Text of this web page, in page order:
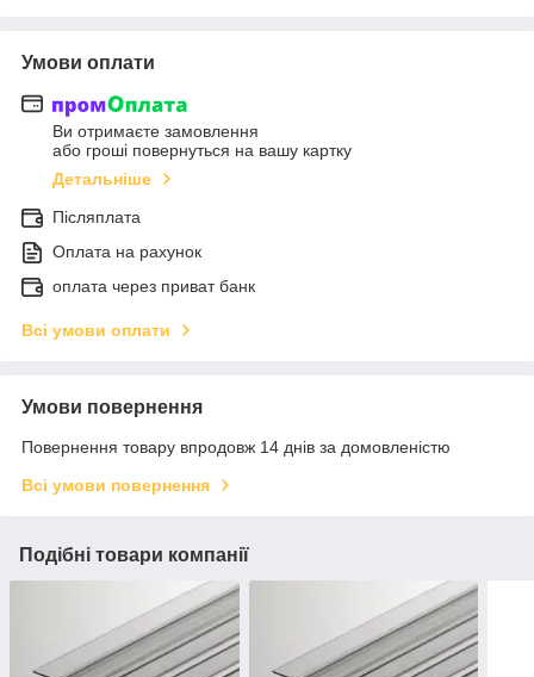
Умови оплати
Ви отримаєте замовлення
або гроші повернуться на вашу картку
Детальніше
Післяплата
Оплата на рахунок
оплата через приват банк
Всі умови оплати
Умови повернення
Повернення товару впродовж 14 днів за домовленістю
Всі умови повернення
Подібні товари компанії